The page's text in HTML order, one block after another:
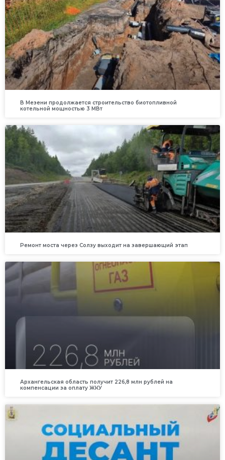
В Мезени продолжается строительство биотопливной
котельной мощностью 3 МВт
Ремонт моста через Солзу выходит на завершающий этап
Архангельская область получит 226,8 млн рублей на
компенсации за оплату ЖКУ